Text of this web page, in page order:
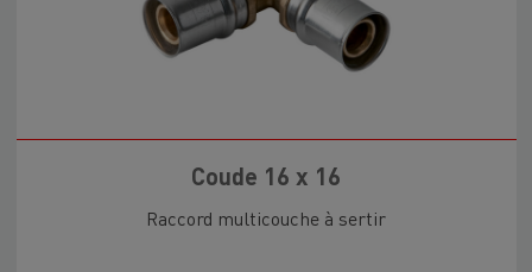
Coude 16 x 16
Raccord multicouche à sertir